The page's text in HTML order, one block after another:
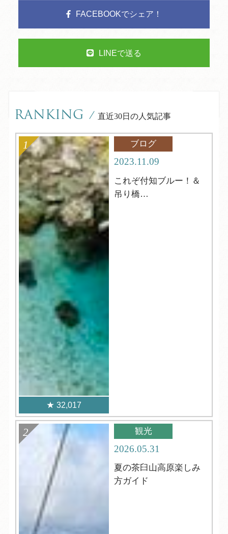
FACEBOOKでシェア！
LINEで送る
RANKING / 直近30日の人気記事
32,017
ブログ
2023.11.09
これぞ付知ブルー！＆
吊り橋
観光
2026.05.31
夏の茶臼山高原楽しみ
方ガイド